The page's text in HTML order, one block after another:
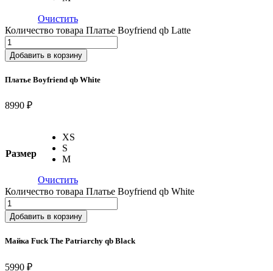
Очистить
Количество товара Платье Boyfriend qb Latte
Добавить в корзину
Платье Boyfriend qb White
8990 ₽
Размер
XS
S
M
Очистить
Количество товара Платье Boyfriend qb White
Добавить в корзину
Майка Fuck The Patriarchy qb Black
5990 ₽